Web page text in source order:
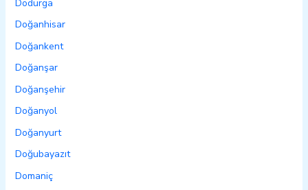
Dodurga
Doğanhisar
Doğankent
Doğanşar
Doğanşehir
Doğanyol
Doğanyurt
Doğubayazıt
Domaniç